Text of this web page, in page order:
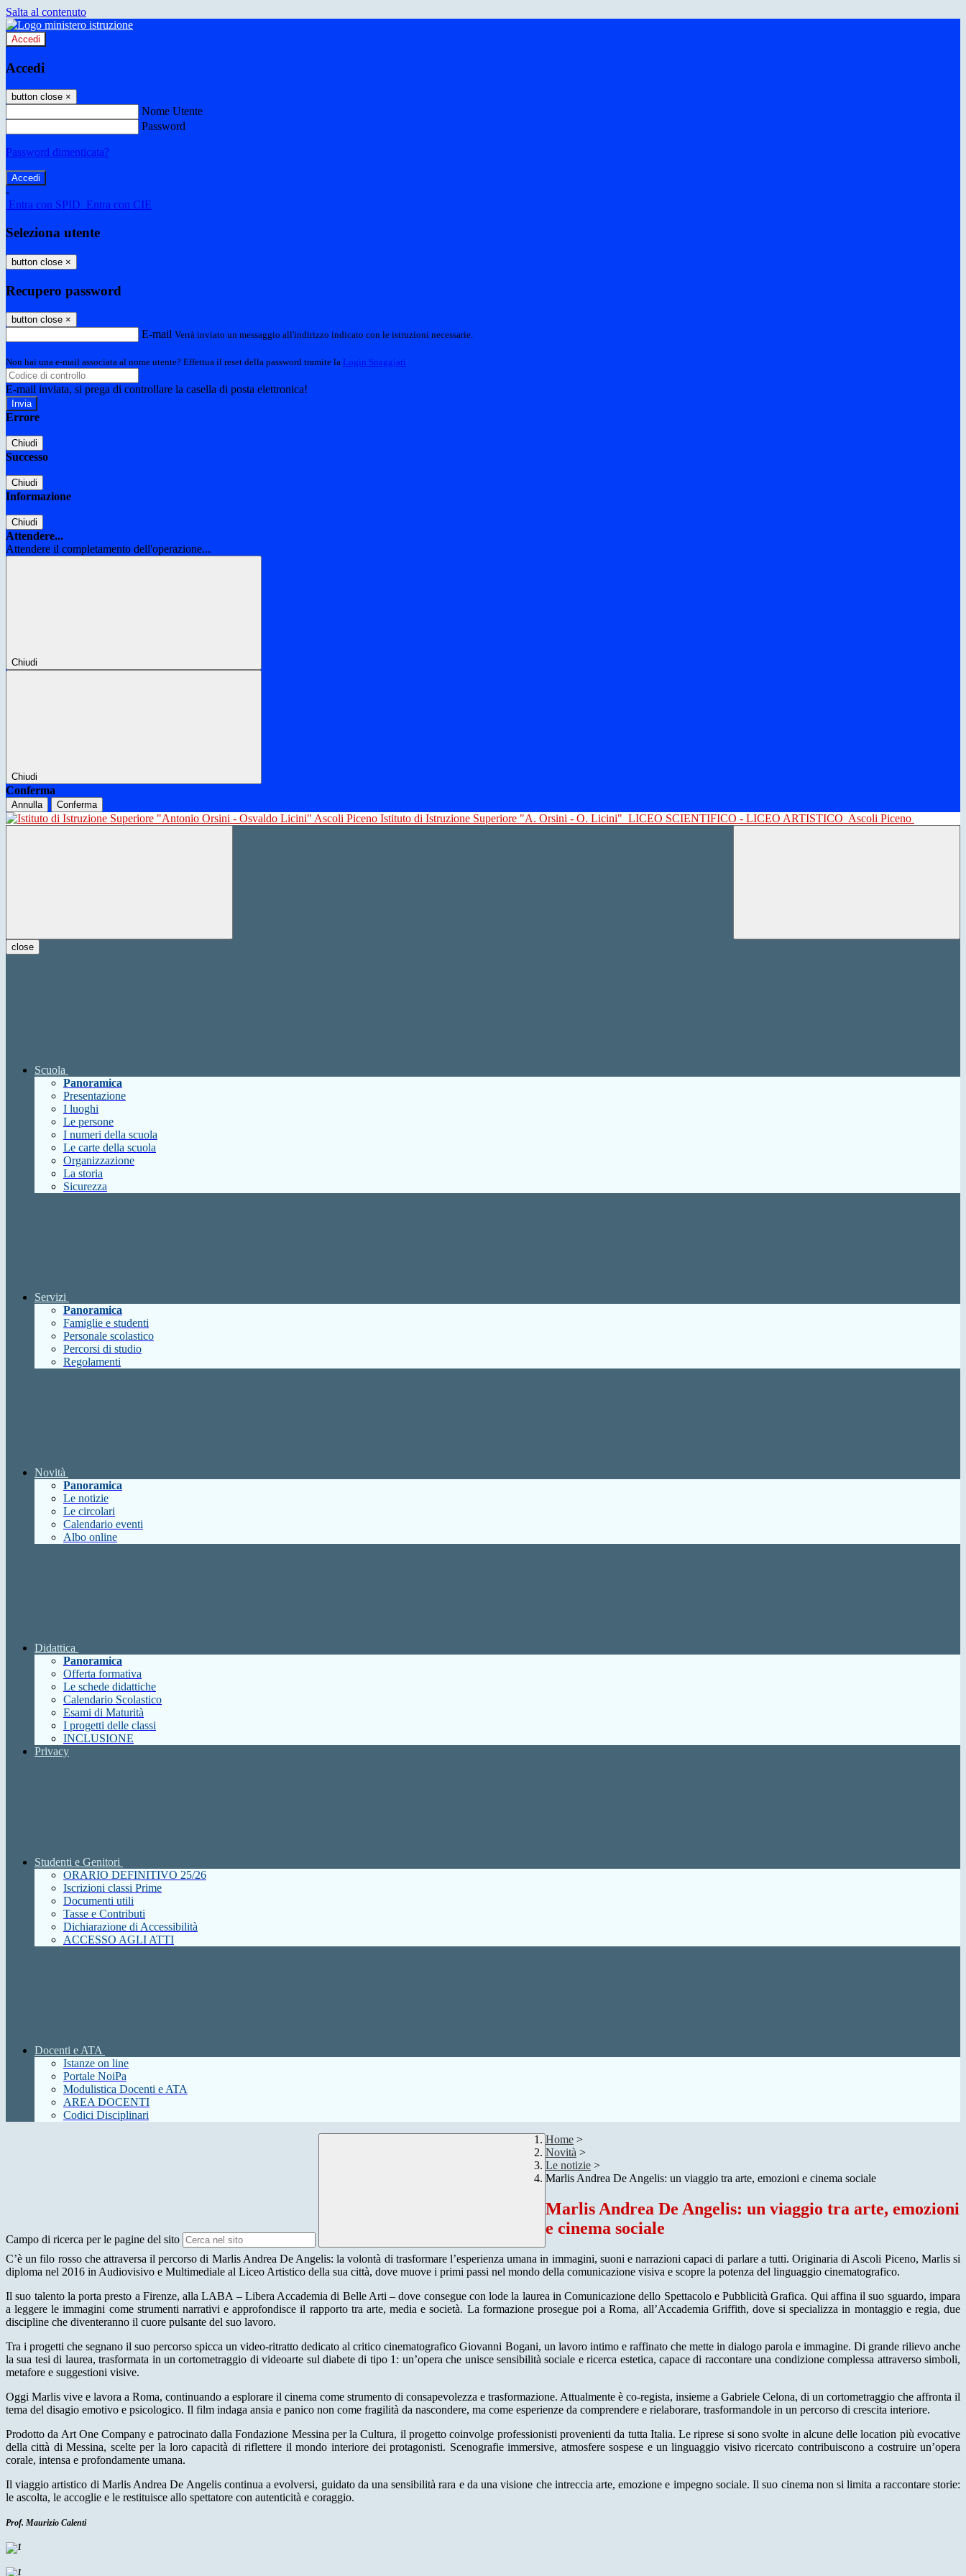
Salta al contenuto
Accedi
Accedi
button close ×
Nome Utente
Password
Password dimenticata?
-
Entra con SPID Entra con CIE
Seleziona utente
button close ×
Recupero password
button close ×
E-mail Verrà inviato un messaggio all'indirizzo indicato con le istruzioni necessarie.
Non hai una e-mail associata al nome utente? Effettua il reset della password tramite la Login Spaggiari
E-mail inviata, si prega di controllare la casella di posta elettronica!
Errore
Chiudi
Successo
Chiudi
Informazione
Chiudi
Attendere...
Attendere il completamento dell'operazione...
Chiudi
Chiudi
Conferma
Annulla Conferma
Istituto di Istruzione Superiore "A. Orsini - O. Licini" LICEO SCIENTIFICO - LICEO ARTISTICO Ascoli Piceno
close
Scuola
Panoramica
Presentazione
I luoghi
Le persone
I numeri della scuola
Le carte della scuola
Organizzazione
La storia
Sicurezza
Servizi
Panoramica
Famiglie e studenti
Personale scolastico
Percorsi di studio
Regolamenti
Novità
Panoramica
Le notizie
Le circolari
Calendario eventi
Albo online
Didattica
Panoramica
Offerta formativa
Le schede didattiche
Calendario Scolastico
Esami di Maturità
I progetti delle classi
INCLUSIONE
Privacy
Studenti e Genitori
ORARIO DEFINITIVO 25/26
Iscrizioni classi Prime
Documenti utili
Tasse e Contributi
Dichiarazione di Accessibilità
ACCESSO AGLI ATTI
Docenti e ATA
Istanze on line
Portale NoiPa
Modulistica Docenti e ATA
AREA DOCENTI
Codici Disciplinari
Campo di ricerca per le pagine del sito
Home >
Novità >
Le notizie >
Marlis Andrea De Angelis: un viaggio tra arte, emozioni e cinema sociale
Marlis Andrea De Angelis: un viaggio tra arte, emozioni
e cinema sociale
C’è un filo rosso che attraversa il percorso di Marlis Andrea De Angelis: la volontà di trasformare l’esperienza umana in immagini, suoni e narrazioni capaci di parlare a tutti. Originaria di Ascoli Piceno, Marlis si
diploma nel 2016 in Audiovisivo e Multimediale al Liceo Artistico della sua città, dove muove i primi passi nel mondo della comunicazione visiva e scopre la potenza del linguaggio cinematografico.
Il suo talento la porta presto a Firenze, alla LABA – Libera Accademia di Belle Arti – dove consegue con lode la laurea in Comunicazione dello Spettacolo e Pubblicità Grafica. Qui affina il suo sguardo, impara
a leggere le immagini come strumenti narrativi e approfondisce il rapporto tra arte, media e società. La formazione prosegue poi a Roma, all’Accademia Griffith, dove si specializza in montaggio e regia, due
discipline che diventeranno il cuore pulsante del suo lavoro.
Tra i progetti che segnano il suo percorso spicca un video-ritratto dedicato al critico cinematografico Giovanni Bogani, un lavoro intimo e raffinato che mette in dialogo parola e immagine. Di grande rilievo anche
la sua tesi di laurea, trasformata in un cortometraggio di videoarte sul diabete di tipo 1: un’opera che unisce sensibilità sociale e ricerca estetica, capace di raccontare una condizione complessa attraverso simboli,
metafore e suggestioni visive.
Oggi Marlis vive e lavora a Roma, continuando a esplorare il cinema come strumento di consapevolezza e trasformazione. Attualmente è co-regista, insieme a Gabriele Celona, di un cortometraggio che affronta il
tema del disagio emotivo e psicologico. Il film indaga ansia e panico non come fragilità da nascondere, ma come esperienze da comprendere e rielaborare, trasformandole in un percorso di crescita interiore.
Prodotto da Art One Company e patrocinato dalla Fondazione Messina per la Cultura, il progetto coinvolge professionisti provenienti da tutta Italia. Le riprese si sono svolte in alcune delle location più evocative
della città di Messina, scelte per la loro capacità di riflettere il mondo interiore dei protagonisti. Scenografie immersive, atmosfere sospese e un linguaggio visivo ricercato contribuiscono a costruire un’opera
corale, intensa e profondamente umana.
Il viaggio artistico di Marlis Andrea De Angelis continua a evolversi, guidato da una sensibilità rara e da una visione che intreccia arte, emozione e impegno sociale. Il suo cinema non si limita a raccontare storie:
le ascolta, le accoglie e le restituisce allo spettatore con autenticità e coraggio.
Prof. Maurizio Calenti